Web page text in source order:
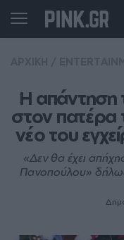
Η απάντηση
στον πατέρα
νέο του
«Δεν θα έχει
Πανοπούλου»